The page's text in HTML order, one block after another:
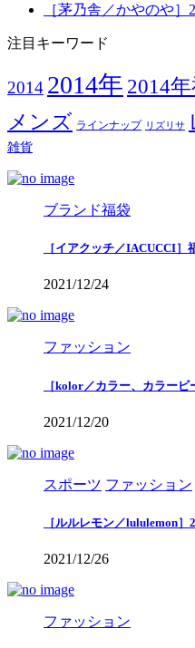
［茅乃舎／かやのや
注目キーワード
2014 2014年 2014
メンズ ラインナップ リズリサ
雑貨
ブランド福袋
［イアクッチ／IACUCCI
2021/12/24
ファッション
［kolor／カラー、カラー
2021/12/20
スポーツ ファッション
［ルルレモン／lululemon
2021/12/26
ファッション